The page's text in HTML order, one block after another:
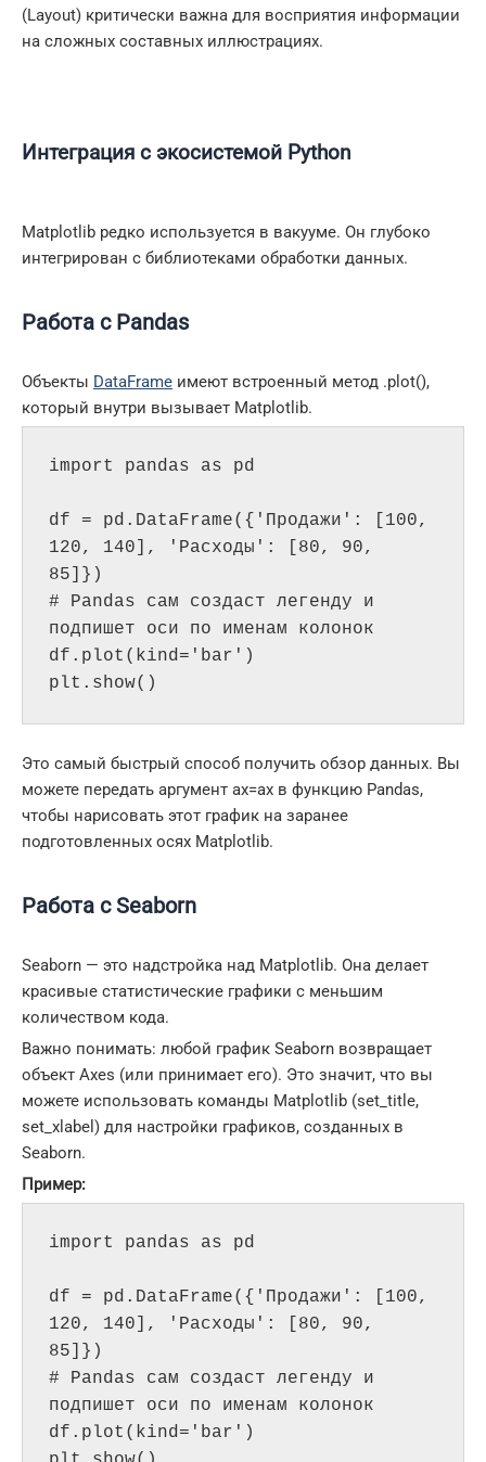
(Layout) критически важна для восприятия информации
на сложных составных иллюстрациях.
Интеграция с экосистемой Python
Matplotlib редко используется в вакууме. Он глубоко
интегрирован с библиотеками обработки данных.
Работа с Pandas
Объекты DataFrame имеют встроенный метод .plot(),
который внутри вызывает Matplotlib.
import pandas as pd
df = pd.DataFrame({'Продажи': [100,
120, 140], 'Расходы': [80, 90,
85]})
# Pandas сам создаст легенду и
подпишет оси по именам колонок
df.plot(kind='bar')
plt.show()
Это самый быстрый способ получить обзор данных. Вы
можете передать аргумент ax=ax в функцию Pandas,
чтобы нарисовать этот график на заранее
подготовленных осях Matplotlib.
Работа с Seaborn
Seaborn — это надстройка над Matplotlib. Она делает
красивые статистические графики с меньшим
количеством кода.
Важно понимать: любой график Seaborn возвращает
объект Axes (или принимает его). Это значит, что вы
можете использовать команды Matplotlib (set_title,
set_xlabel) для настройки графиков, созданных в
Seaborn.
Пример:
import pandas as pd
df = pd.DataFrame({'Продажи': [100,
120, 140], 'Расходы': [80, 90,
85]})
# Pandas сам создаст легенду и
подпишет оси по именам колонок
df.plot(kind='bar')